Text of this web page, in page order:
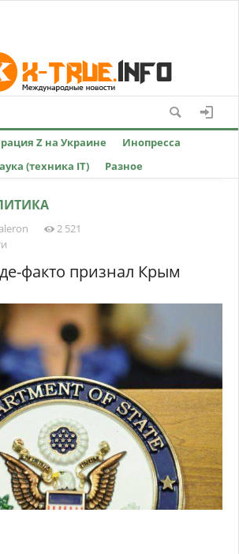
Z на Украине
Инопресса
(техника IT) Разное
2 521
факто признал Крым